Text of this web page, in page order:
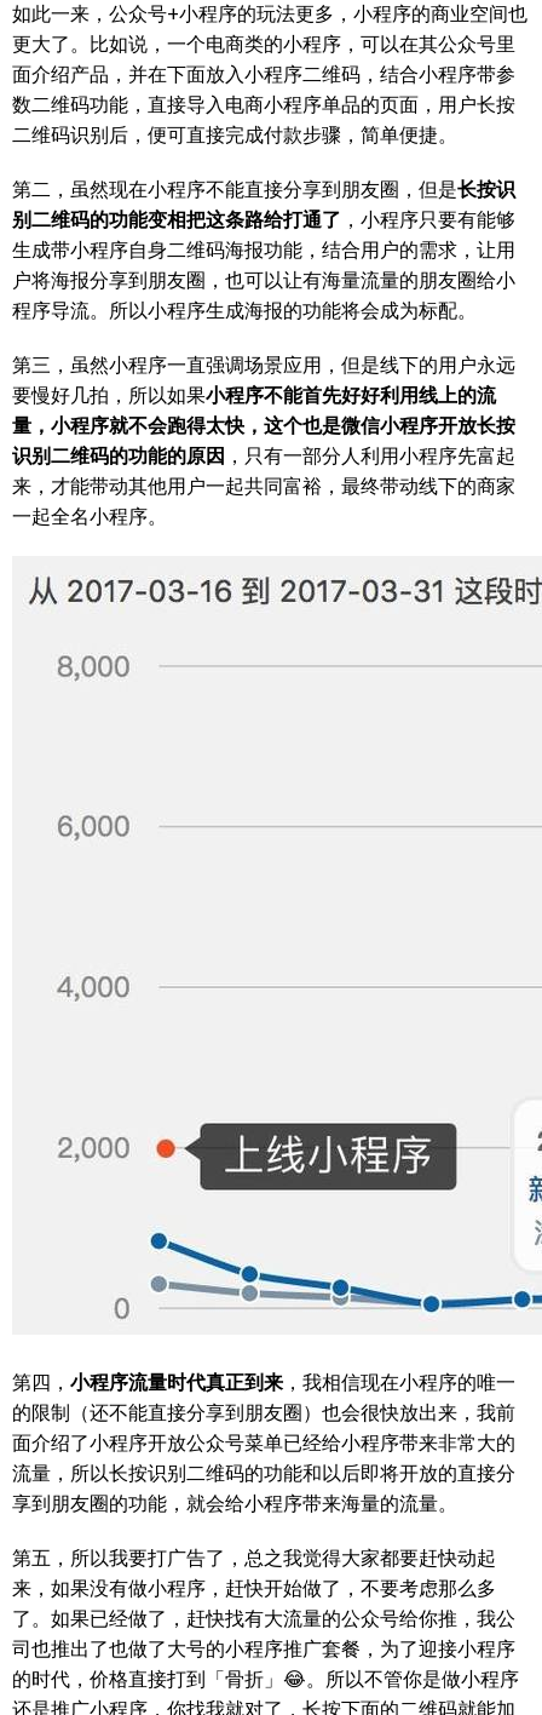
如此一来，公众号+小程序的玩法更多，小程序的商业空间也
更大了。比如说，一个电商类的小程序，可以在其公众号里
面介绍产品，并在下面放入小程序二维码，结合小程序带参
数二维码功能，直接导入电商小程序单品的页面，用户长按
二维码识别后，便可直接完成付款步骤，简单便捷。
第二，虽然现在小程序不能直接分享到朋友圈，但是长按识
别二维码的功能变相把这条路给打通了 ，小程序只要有能够
生成带小程序自身二维码海报功能，结合用户的需求，让用
户将海报分享到朋友圈，也可以让有海量流量的朋友圈给小
程序导流。所以小程序生成海报的功能将会成为标配。
第三，虽然小程序一直强调场景应用，但是线下的用户永远
要慢好几拍，所以如果小程序不能首先好好利用线上的流
量，小程序就不会跑得太快，这个也是微信小程序开放长按
识别二维码的功能的原因 ，只有一部分人利用小程序先富起
来，才能带动其他用户一起共同富裕，最终带动线下的商家
一起全名小程序。
第四， 小程序流量时代真正到来 ，我相信现在小程序的唯一
的限制（还不能直接分享到朋友圈）也会很快放出来，我前
面介绍了小程序开放公众号菜单已经给小程序带来非常大的
流量，所以长按识别二维码的功能和以后即将开放的直接分
享到朋友圈的功能，就会给小程序带来海量的流量。
第五，所以我要打广告了，总之我觉得大家都要赶快动起
来，如果没有做小程序，赶快开始做了，不要考虑那么多
了。如果已经做了，赶快找有大流量的公众号给你推，我公
司也推出了也做了大号的小程序推广套餐，为了迎接小程序
的时代，价格直接打到「骨折」😂。所以不管你是做小程序
还是推广小程序，你找我就对了，长按下面的二维码就能加